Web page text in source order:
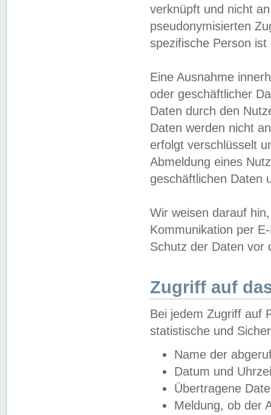
verknüpft und nicht
pseudonymisierten
spezifische Person
Eine Ausnahme
oder geschäftlicher
Daten durch den
Daten werden nicht
erfolgt verschlüsselt
Abmeldung eines
geschäftlichen Daten
Wir weisen darauf
Kommunikation per
Schutz der Daten vor
Zugriff auf
Bei jedem Zugriff auf
statistische und
Name der
Datum und
Übertragene
Meldung, ob der